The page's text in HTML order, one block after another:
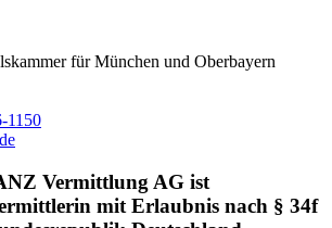
für München und Oberbayern
1150
Vermittlung AG ist
mit Erlaubnis nach § 34f